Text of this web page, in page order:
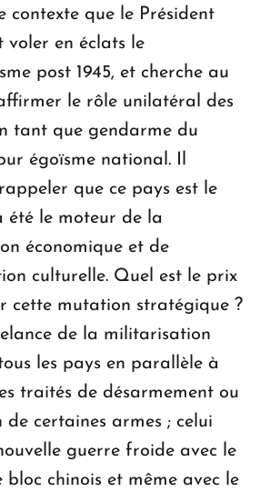
contexte que le Président
voler en éclats le
post 1945, et cherche au
le rôle unilatéral des
tant que gendarme du
égoïsme national. Il
que ce pays est le
été le moteur de la
économique et de
culturelle. Quel est le prix
cette mutation stratégique ?
de la militarisation
les pays en parallèle à
traités de désarmement ou
certaines armes ; celui
guerre froide avec le
bloc chinois et même avec le